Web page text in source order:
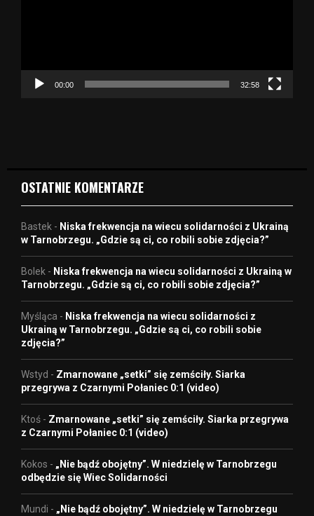
c
00:00 32:58
OSTATNIE KOMENTARZE
Bastek - Niska frekwencja na wiecu solidarności z Ukrainą
w Tarnobrzegu. „Gdzie są ci, co robili sobie zdjęcia?”
Bolek - Niska frekwencja na wiecu solidarności z Ukrainą w
Tarnobrzegu. „Gdzie są ci, co robili sobie zdjęcia?”
Myśląca - Niska frekwencja na wiecu solidarności z
Ukrainą w Tarnobrzegu. „Gdzie są ci, co robili sobie
zdjęcia?”
Wstyd - Zmarnowane „setki” się zemściły. Siarka
przegrywa z Czarnymi Połaniec 0:1 (video)
Ktoś - Zmarnowane „setki” się zemściły. Siarka przegrywa
z Czarnymi Połaniec 0:1 (video)
Kokos - „Nie bądź obojętny”. W niedzielę w Tarnobrzegu
odbędzie się Wiec Solidarności
Mundi - „Nie bądź obojętny”. W niedzielę w Tarnobrzegu